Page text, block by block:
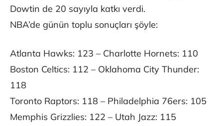
Dowtin de 20 sayıyla katkı verdi.
NBA’de günün toplu sonuçları şöyle:
Atlanta Hawks: 123 – Charlotte Hornets: 110
Boston Celtics: 112 – Oklahoma City Thunder:
118
Toronto Raptors: 118 – Philadelphia 76ers: 105
Memphis Grizzlies: 122 – Utah Jazz: 115